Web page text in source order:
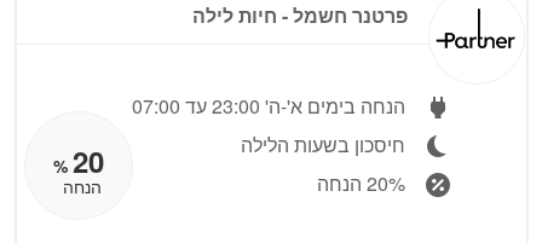
פרטנר חשמל ‏- ‏חיות לילה
הנחה בימים א'-ה' 23:00 עד 07:00
חיסכון בשעות הלילה
20% הנחה
20
%
הנחה